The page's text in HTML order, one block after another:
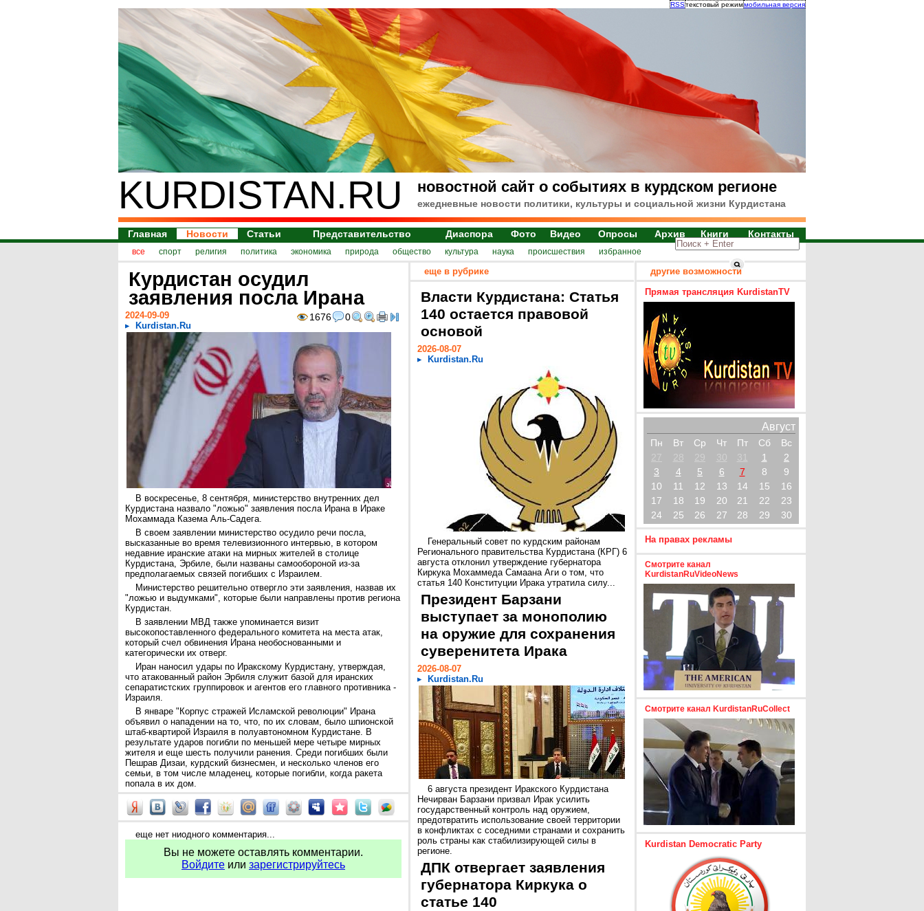
RSSтекстовый режиммобильная версия
KURDISTAN.RU новостной сайт о событиях в курдском регионе
ежедневные новости политики, культуры и социальной жизни Курдистана
Главная Новости Статьи Представительство Диаспора Фото Видео Опросы Архив Книги Контакты
все спорт религия политика экономика природа общество культура наука происшествия избранное
Курдистан осудил
заявления посла Ирана
1676 0
2024-09-09
Kurdistan.Ru
В воскресенье, 8 сентября, министерство внутренних дел
Курдистана назвало "ложью" заявления посла Ирана в Ираке
Мохаммада Казема Аль-Садега.
В своем заявлении министерство осудило речи посла,
высказанные во время телевизионного интервью, в котором
недавние иранские атаки на мирных жителей в столице
Курдистана, Эрбиле, были названы самообороной из-за
предполагаемых связей погибших с Израилем.
Министерство решительно отвергло эти заявления, назвав их
"ложью и выдумками", которые были направлены против региона
Курдистан.
В заявлении МВД также упоминается визит
высокопоставленного федерального комитета на места атак,
который счел обвинения Ирана необоснованными и
категорически их отверг.
Иран наносил удары по Иракскому Курдистану, утверждая,
что атакованный район Эрбиля служит базой для иранских
сепаратистских группировок и агентов его главного противника -
Израиля.
В январе "Корпус стражей Исламской революции" Ирана
объявил о нападении на то, что, по их словам, было шпионской
штаб-квартирой Израиля в полуавтономном Курдистане. В
результате ударов погибли по меньшей мере четыре мирных
жителя и еще шесть получили ранения. Среди погибших были
Пешрав Дизаи, курдский бизнесмен, и несколько членов его
семьи, в том числе младенец, которые погибли, когда ракета
попала в их дом.
еще нет ниодного комментария...
Вы не можете оставлять комментарии.
Войдите или зарегистрируйтесь
еще в рубрике
Власти Курдистана: Статья
140 остается правовой
основой
2026-08-07
Kurdistan.Ru
Генеральный совет по курдским районам
Регионального правительства Курдистана (КРГ) 6
августа отклонил утверждение губернатора
Киркука Мохаммеда Самаана Аги о том, что
статья 140 Конституции Ирака утратила силу...
Президент Барзани
выступает за монополию
на оружие для сохранения
суверенитета Ирака
2026-08-07
Kurdistan.Ru
6 августа президент Иракского Курдистана
Нечирван Барзани призвал Ирак усилить
государственный контроль над оружием,
предотвратить использование своей территории
в конфликтах с соседними странами и сохранить
роль страны как стабилизирующей силы в
регионе.
ДПК отвергает заявления
губернатора Киркука о
статье 140
другие возможности
Прямая трансляция KurdistanTV
Август
Пн Вт Ср Чт Пт Сб
Вс
27
28 29 30 31 1
2
3
4 5 6 7 8
9
10
11 12 13 14 15
16
17
18 19 20 21 22
23
24
25 26 27 28 29 30
На правах рекламы
Смотрите канал
KurdistanRuVideoNews
Смотрите канал KurdistanRuCollect
Kurdistan Democratic Party